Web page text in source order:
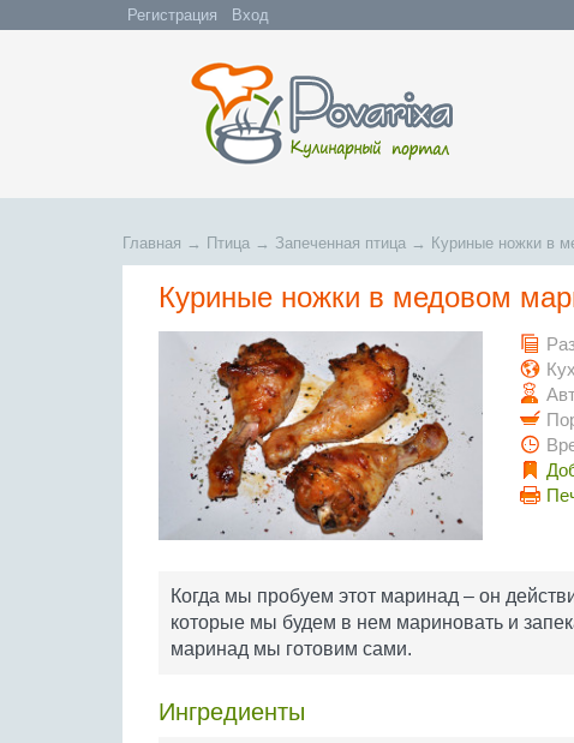
Регистрация Вход
Главная → Птица → Запеченная птица → Куриные ножки в
Куриные ножки в медовом
Когда мы пробуем этот маринад – он
которые мы будем в нем мариновать и
маринад мы готовим сами.
Ингредиенты